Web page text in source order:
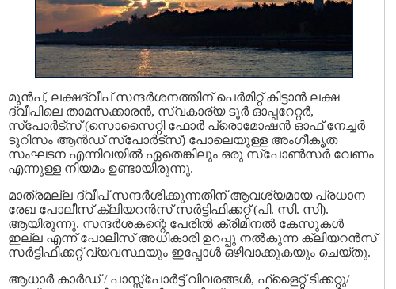
മുൻപ്, ലക്ഷദ്വീപ് സന്ദർശനത്തിന് പെര്‍മിറ്റ് കിട്ടാൻ ലക്ഷ
ദ്വീപിലെ താമസക്കാരൻ, സ്വകാര്യ ടൂര്‍ ഓപ്പറേറ്റർ,
സ്പോര്‍ട്സ് (സൊസൈറ്റി ഫോര്‍ പ്രൊമോഷന്‍ ഓഫ് നേച്ചര്‍
ടൂറിസം ആന്‍ഡ് സ്പോര്‍ട്സ്) പോലെയുള്ള അംഗീകൃത
സംഘടന എന്നിവയിൽ ഏതെങ്കിലും ഒരു സ്പോണ്‍സര്‍ വേണം
എന്നുള്ള നിയമം ഉണ്ടായിരുന്നു.
മാത്രമല്ല ദ്വീപ് സന്ദര്‍ശിക്കുന്നതിന് ആവശ്യമായ പ്രധാന
രേഖ പോലീസ് ക്ലിയറന്‍സ് സര്‍ട്ടിഫിക്കറ്റ് (പി. സി. സി).
ആയിരുന്നു. സന്ദർശകന്റെ പേരിൽ ക്രിമിനല്‍ കേസുകൾ
ഇല്ല എന്ന് പോലീസ് അധികാരി ഉറപ്പു നൽകുന്ന ക്ലിയറന്‍സ്
സര്‍ട്ടിഫിക്കറ്റ് വ്യവസ്ഥയും ഇപ്പോൾ ഒഴിവാക്കുകയും ചെയ്തു.
ആധാർ കാർഡ് / പാസ്സ്‌പോർട്ട് വിവരങ്ങൾ, ഫ്‌ളൈറ്റ് ടിക്കറ്റു/